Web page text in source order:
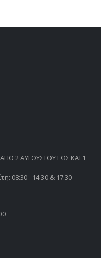
2 ΑΥΓΟΥΣΤΟΥ ΕΩΣ ΚΑΙ 1
08:30 - 14:30 & 17:30 -